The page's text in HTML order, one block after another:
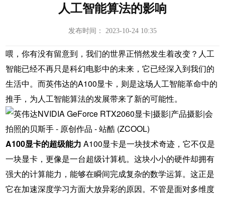
人工智能算法的影响
发布时间： 2023-10-24 10:35
喂，你有没有留意到，我们的世界正悄然发生着改变？人工
智能已经不再只是科幻电影中的未来，它已经深入到我们的
生活中。而英伟达的A100显卡，则是这场人工智能革命中的
推手，为人工智能算法的发展带来了新的可能性。
A100显卡的超级能力 A100显卡是一块技术奇迹，它不仅是
一块显卡，更像是一台超级计算机。这块小小的硬件却拥有
强大的计算能力，能够在瞬间完成复杂的数学运算。这正是
它在加速深度学习方面大放异彩的原因。不管是面对多维度